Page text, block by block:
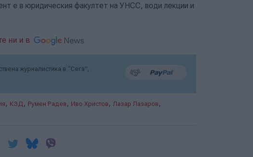
е в юридическия факултет на УНСС, води лекции и
ни и в
журналистика в “Сега”,
, КЗД , Румен Радев , Иво Христов , Лазар Лазаров ,